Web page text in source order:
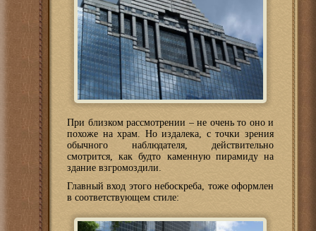
При близком рассмотрении – не очень то оно и
похоже на храм. Но издалека, с точки зрения
обычного наблюдателя, действительно
смотрится, как будто каменную пирамиду на
здание взгромоздили.
Главный вход этого небоскреба, тоже оформлен
в соответствующем стиле: